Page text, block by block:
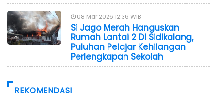
08 Mar 2026 12:36 WIB
Si Jago Merah Hanguskan
Rumah Lantai 2 Di Sidikalang,
Puluhan Pelajar Kehilangan
Perlengkapan Sekolah
REKOMENDASI